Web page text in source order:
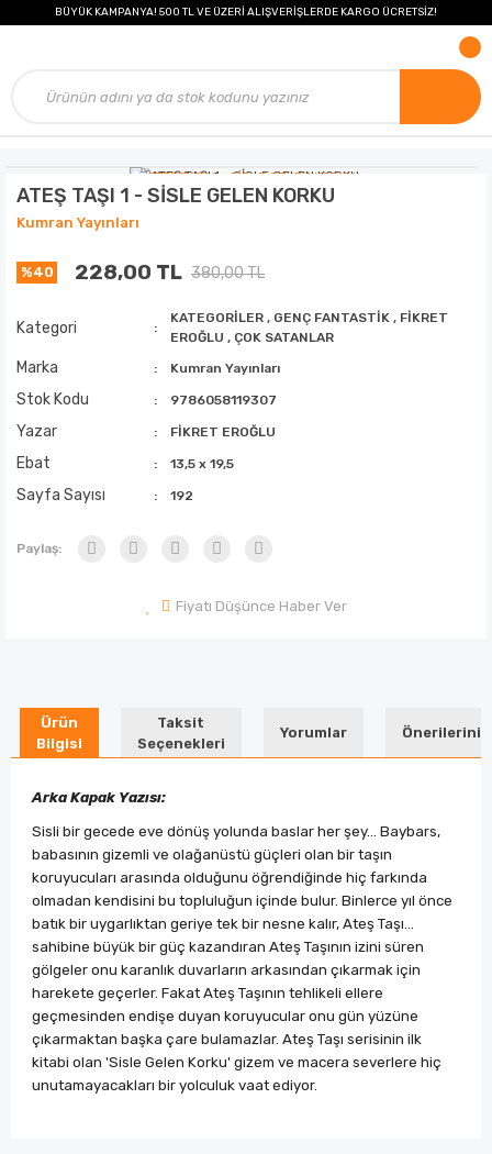
BÜYÜK KAMPANYA! 500 TL VE ÜZERİ ALIŞVERİŞLERDE KARGO ÜCRETSİZ!
ATEŞ TAŞI 1 - SİSLE GELEN KORKU
Kumran Yayınları
%40 228,00 TL 380,00 TL
Kategori
KATEGORİLER , GENÇ FANTASTİK , FİKRET
EROĞLU , ÇOK SATANLAR
Marka Kumran Yayınları
Stok Kodu 9786058119307
Yazar FİKRET EROĞLU
Ebat 13,5 x 19,5
Sayfa Sayısı 192
Paylaş:
Fiyatı Düşünce Haber Ver
Ürün
Bilgisi
Taksit
Seçenekleri
Yorumlar Önerileriniz
Arka Kapak Yazısı:
Sisli bir gecede eve dönüş yolunda baslar her şey... Baybars,
babasının gizemli ve olağanüstü güçleri olan bir taşın
koruyucuları arasında olduğunu öğrendiğinde hiç farkında
olmadan kendisini bu topluluğun içinde bulur. Binlerce yıl önce
batık bir uygarlıktan geriye tek bir nesne kalır, Ateş Taşı...
sahibine büyük bir güç kazandıran Ateş Taşının izini süren
gölgeler onu karanlık duvarların arkasından çıkarmak için
harekete geçerler. Fakat Ateş Taşının tehlikeli ellere
geçmesinden endişe duyan koruyucular onu gün yüzüne
çıkarmaktan başka çare bulamazlar. Ateş Taşı serisinin ilk
kitabi olan 'Sisle Gelen Korku' gizem ve macera severlere hiç
unutamayacakları bir yolculuk vaat ediyor.